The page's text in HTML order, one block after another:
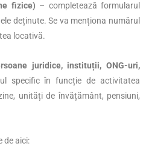
fizice) – completează formularul
deținute. Se va menționa numărul
locativă.
juridice, instituții, ONG-uri,
specific în funcție de activitatea
unități de învățământ, pensiuni,
de aici: